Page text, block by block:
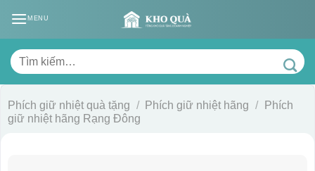
MENU
Tìm
kiếm:
Phích giữ nhiệt quà tặng / Phích giữ nhiệt hãng /
Phích
giữ nhiệt hãng Rạng Đông